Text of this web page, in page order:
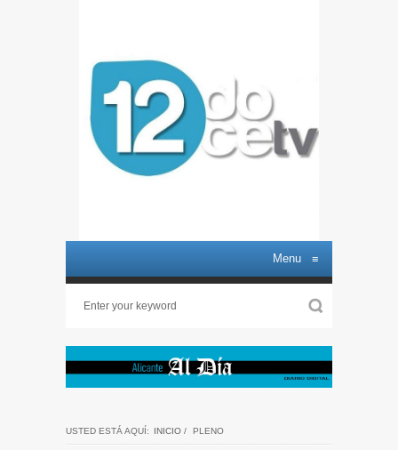
Menu ≡
USTED ESTÁ AQUÍ: INICIO / PLENO